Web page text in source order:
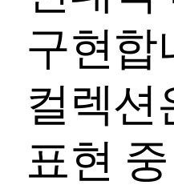
구현합
컬렉
표현